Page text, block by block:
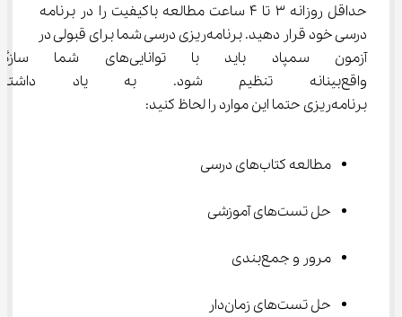
حداقل روزانه 3 تا 4 ساعت مطالعه باکیفیت را در برنامه
درسی خود قرار دهید. برنامه‌ریزی درسی شما برای قبولی در
آزمون سمپاد باید با
واقع‌بینانه تنظیم شود. به یاد
برنامه‌ریزی حتما این موارد را لحاظ کنید:
مطالعه کتاب‌های درسی
حل تست‌های آموزشی
مرور و جمع‌بندی
حل تست‌های زمان‌دار